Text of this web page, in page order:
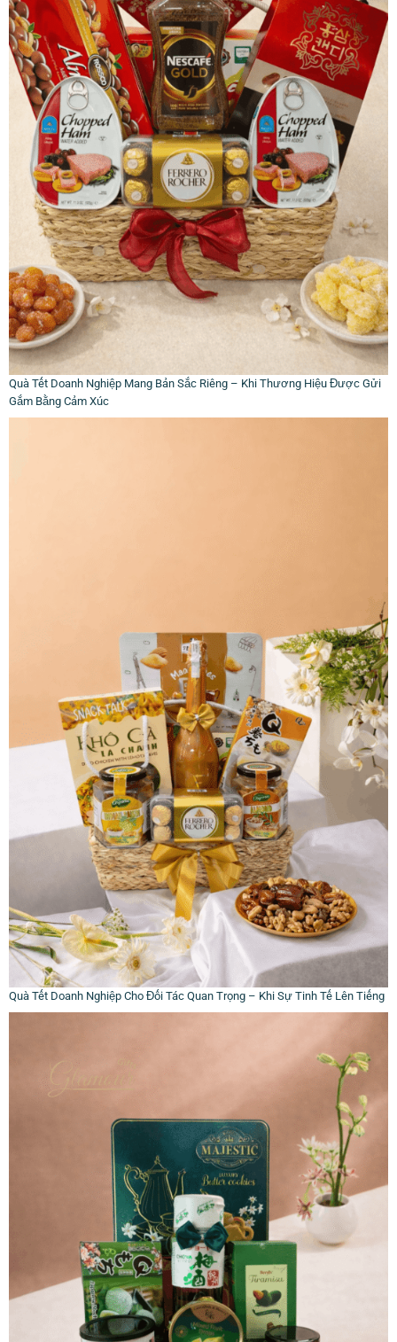
Quà Tết Doanh Nghiệp Mang Bản Sắc Riêng – Khi Thương Hiệu Được Gửi
Gắm Bằng Cảm Xúc
Quà Tết Doanh Nghiệp Cho Đối Tác Quan Trọng – Khi Sự Tinh Tế Lên Tiếng